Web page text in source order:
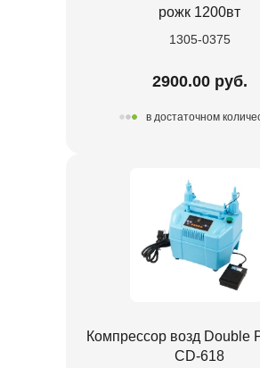
рожк 1200вт
1305-0375
2900.00 руб.
в достаточном
Компрессор возд Double
CD-618